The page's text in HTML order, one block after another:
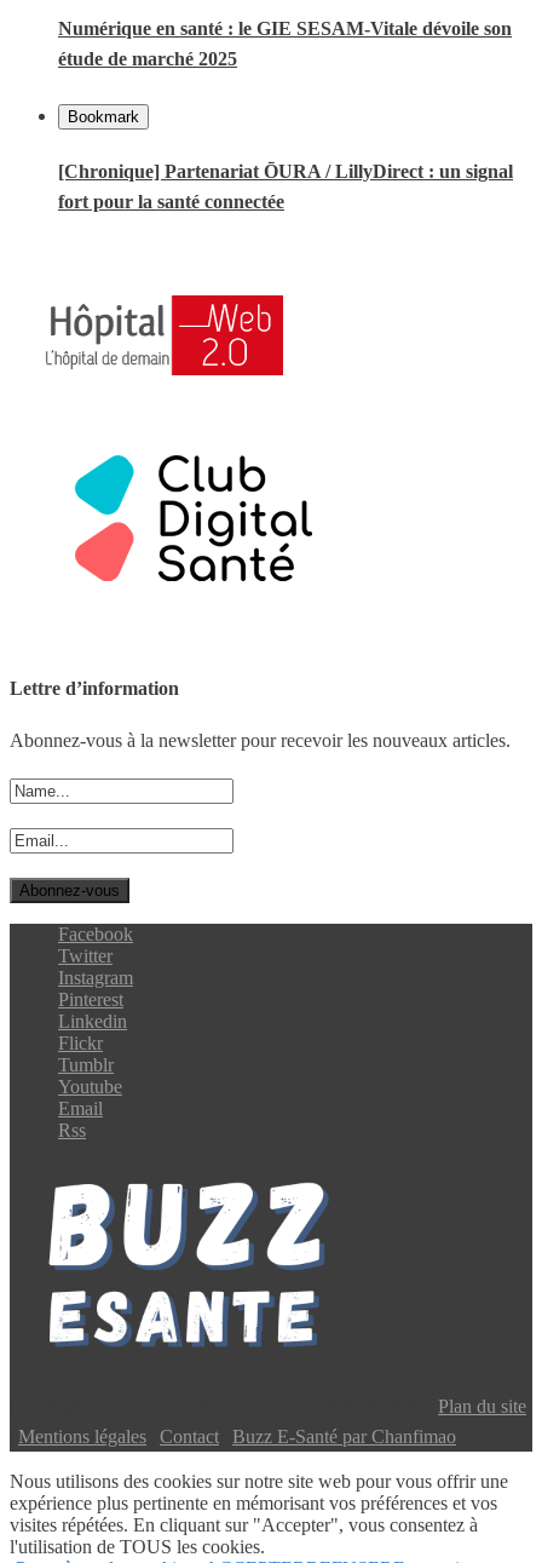
Numérique en santé : le GIE SESAM-Vitale dévoile son
étude de marché 2025
Bookmark
[Chronique] Partenariat ŌURA / LillyDirect : un signal
fort pour la santé connectée
Lettre d’information
Abonnez-vous à la newsletter pour recevoir les nouveaux articles.
Facebook
Twitter
Instagram
Pinterest
Linkedin
Flickr
Tumblr
Youtube
Email
Rss
Plan du site
Mentions légales Contact Buzz E-Santé par Chanfimao
Nous utilisons des cookies sur notre site web pour vous offrir une
expérience plus pertinente en mémorisant vos préférences et vos
visites répétées. En cliquant sur "Accepter", vous consentez à
l'utilisation de TOUS les cookies.